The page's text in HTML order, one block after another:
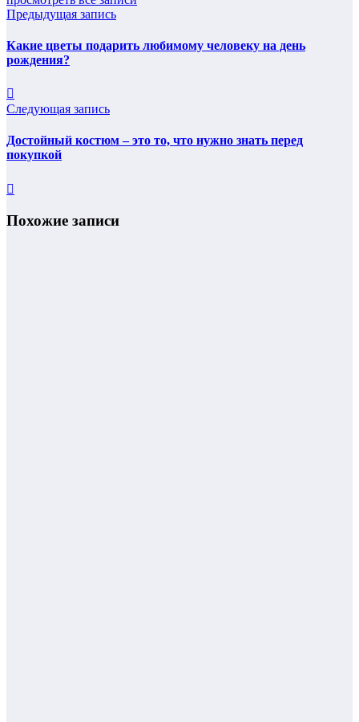
Предыдущая запись
Какие цветы подарить любимому человеку на день
рождения?
Следующая запись
Достойный костюм – это то, что нужно знать перед
покупкой
Похожие записи